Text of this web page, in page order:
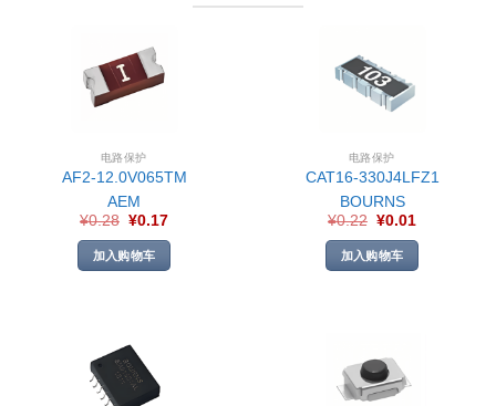
电路保护
AF2-12.0V065TM
AEM
¥0.28 ¥0.17
加入购物车
电路保护
CAT16-330J4LFZ1
BOURNS
¥0.22 ¥0.01
加入购物车